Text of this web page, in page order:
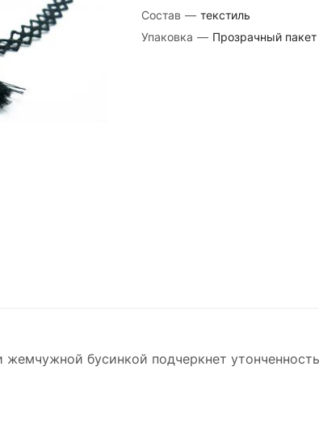
Состав — текстиль
Упаковка — Прозрачный пакет
бусинкой подчеркнет